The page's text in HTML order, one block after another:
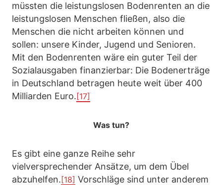
müssten die leistungslosen Bodenrenten an die
leistungslosen Menschen fließen, also die
Menschen die nicht arbeiten können und
sollen: unsere Kinder, Jugend und Senioren.
Mit den Bodenrenten wäre ein guter Teil der
Sozialausgaben finanzierbar: Die Bodenerträge
in Deutschland betragen heute weit über 400
Milliarden Euro. [17]
Was tun?
Es gibt eine ganze Reihe sehr
vielversprechender Ansätze, um dem Übel
abzuhelfen. [18] Vorschläge sind unter anderem